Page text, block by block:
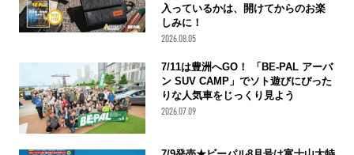
入っているかは、開けてからのお楽
しみに！
2026.08.05
7/11は豊洲へGO！ 「BE-PAL アーバ
ン SUV CAMP」でソト遊びにぴった
りな人気車をじっくり見よう
2026.07.09